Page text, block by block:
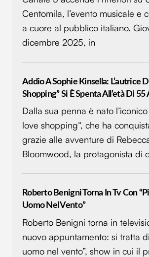
Centomila, l’evento musicale e
a cuore al pubblico italiano.
dicembre 2025, in
Addio A Sophie Kinsella: L’autrice
Shopping” Si È Spenta All’età Di 55
Dalla sua penna è nato
love shopping“, che ha
grazie alle avventure di
Bloomwood, la protagonista di
Roberto Benigni Torna In Tv Con
Uomo Nel Vento”
Roberto Benigni torna in
nuovo appuntamento: si tratta
uomo nel vento”, show in cui il